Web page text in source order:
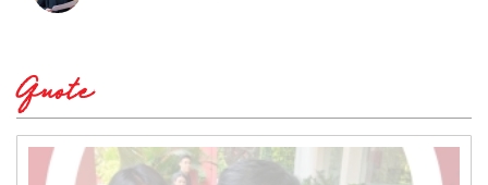
Quote